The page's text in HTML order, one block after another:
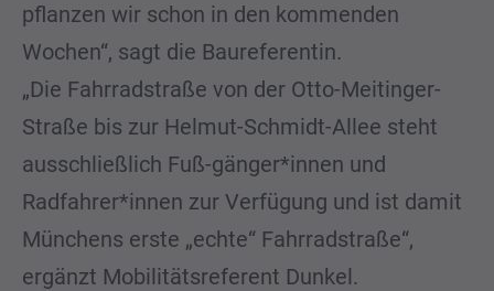
pflanzen wir schon in den kommenden
Wochen“, sagt die Baureferentin.
„Die Fahrradstraße von der Otto-Meitinger-
Straße bis zur Helmut-Schmidt-Allee steht
ausschließlich Fuß-gänger*innen und
Radfahrer*innen zur Verfügung und ist damit
Münchens erste „echte“ Fahrradstraße“,
ergänzt Mobilitätsreferent Dunkel.